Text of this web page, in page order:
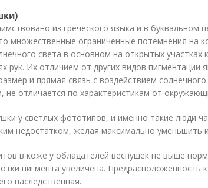
из греческого языка и в буквальном
множественные ограниченные потемнения на
света в основном на открытых участках
рук. Их отличием от других видов пигментации
и прямая связь с воздействием
не отличается по характеристикам от
у светлых фототипов, и именно такие люди
недостатком, желая максимально уменьшить
в коже у обладателей веснушек не выше
пигмента увеличена. Предрасположенность
наследственная.